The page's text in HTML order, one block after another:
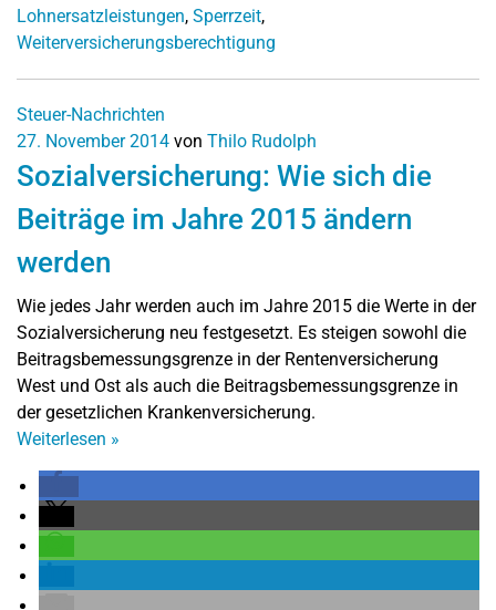
Lohnersatzleistungen, Sperrzeit,
Weiterversicherungsberechtigung
Steuer-Nachrichten
27. November 2014 von Thilo Rudolph
Sozialversicherung: Wie sich die
Beiträge im Jahre 2015 ändern
werden
Wie jedes Jahr werden auch im Jahre 2015 die Werte in der
Sozialversicherung neu festgesetzt. Es steigen sowohl die
Beitragsbemessungsgrenze in der Rentenversicherung
West und Ost als auch die Beitragsbemessungsgrenze in
der gesetzlichen Krankenversicherung.
Weiterlesen »